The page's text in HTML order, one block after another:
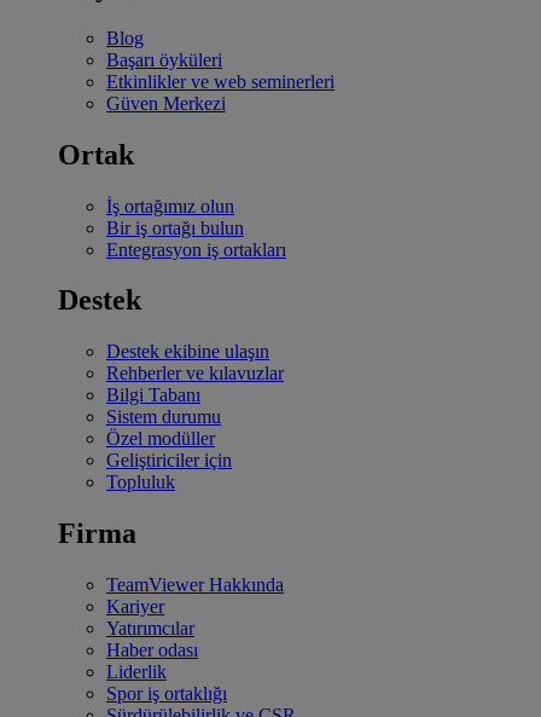
Blog
Başarı öyküleri
Etkinlikler ve web seminerleri
Güven Merkezi
Ortak
İş ortağımız olun
Bir iş ortağı bulun
Entegrasyon iş ortakları
Destek
Destek ekibine ulaşın
Rehberler ve kılavuzlar
Bilgi Tabanı
Sistem durumu
Özel modüller
Geliştiriciler için
Topluluk
Firma
TeamViewer Hakkında
Kariyer
Yatırımcılar
Haber odası
Liderlik
Spor iş ortaklığı